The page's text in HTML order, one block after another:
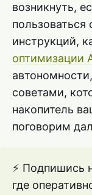
возникнуть,
инструкций,
оптимизации
советами,
накопитель
поговорим
⚡ Подпишись
где